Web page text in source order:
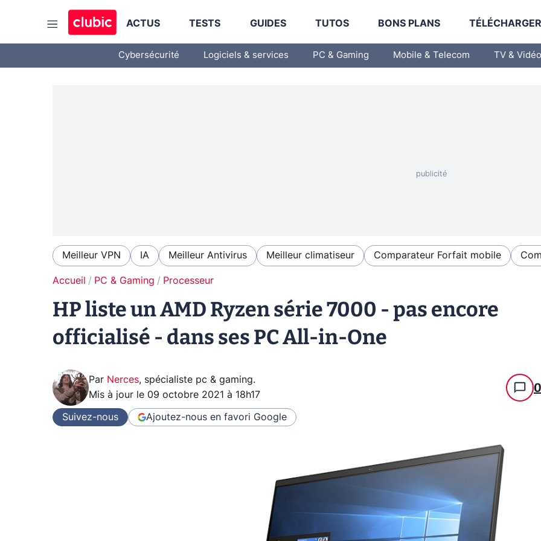
ACTUS TESTS GUIDES TUTOS BONS PLANS
Cybersécurité Logiciels & services PC & Gaming Mobile & Telecom TV & Vidéo
Meilleur VPN IA Meilleur Antivirus Meilleur climatiseur Comparateur Forfait mobile
Accueil PC & Gaming Processeur
HP liste un AMD Ryzen série 7000 - pas encore
officialisé - dans ses PC All-in-One
Par Nerces, spécialiste pc & gaming.
Mis à jour le 09 octobre 2021 à 18h17 0
Suivez-nous Ajoutez-nous en favori Google